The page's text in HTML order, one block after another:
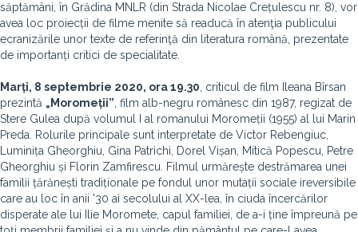
săptămâni, în Grădina MNLR (din Strada Nicolae Crețulescu nr. 8), vor
avea loc proiecții de filme menite să readucă în atenţia publicului
ecranizările unor texte de referinţă din literatura română, prezentate
de importanți critici de specialitate.
Marți, 8 septembrie 2020, ora 19.30 , criticul de film Ileana Bîrsan
prezintă „Moromeții” , film alb-negru românesc din 1987, regizat de
Stere Gulea după volumul I al romanului Moromeții (1955) al lui Marin
Preda. Rolurile principale sunt interpretate de Victor Rebengiuc,
Luminița Gheorghiu, Gina Patrichi, Dorel Vișan, Mitică Popescu, Petre
Gheorghiu și Florin Zamfirescu. Filmul urmărește destrămarea unei
familii țărănești tradiționale pe fondul unor mutații sociale ireversibile
care au loc în anii '30 ai secolului al XX-lea, în ciuda încercărilor
disperate ale lui Ilie Moromete, capul familiei, de a-i ține împreună pe